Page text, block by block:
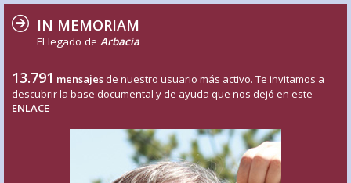
IN MEMORIAM
El legado de Arbacia
13.791 mensajes de nuestro usuario más activo. Te invitamos a
descubrir la base documental y de ayuda que nos dejó en este
ENLACE